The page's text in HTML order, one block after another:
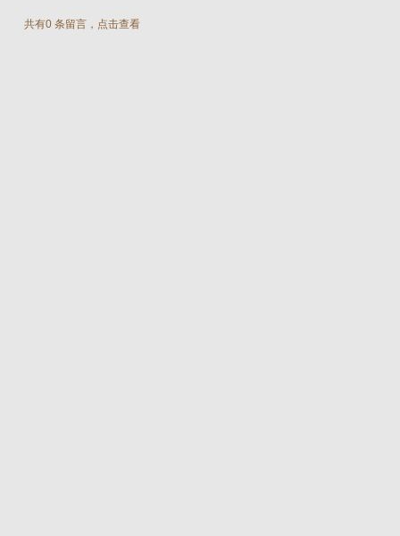
共有0 条留言，点击查看